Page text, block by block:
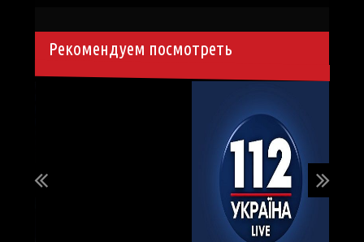
Рекомендуем посмотреть